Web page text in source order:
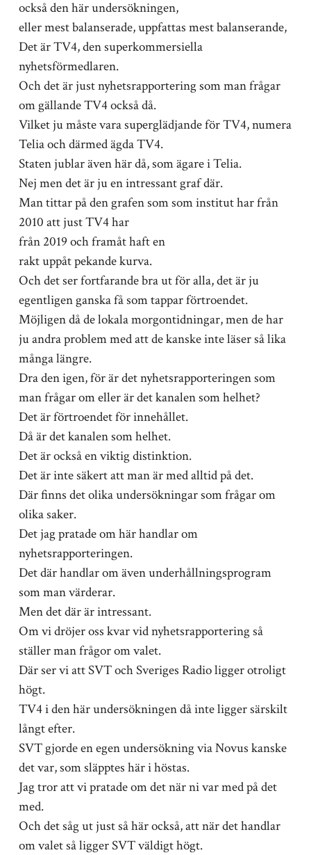
också den här undersökningen,
eller mest balanserade, uppfattas mest balanserande,
Det är TV4, den superkommersiella
nyhetsförmedlaren.
Och det är just nyhetsrapportering som man frågar
om gällande TV4 också då.
Vilket ju måste vara superglädjande för TV4, numera
Telia och därmed ägda TV4.
Staten jublar även här då, som ägare i Telia.
Nej men det är ju en intressant graf där.
Man tittar på den grafen som som institut har från
2010 att just TV4 har
från 2019 och framåt haft en
rakt uppåt pekande kurva.
Och det ser fortfarande bra ut för alla, det är ju
egentligen ganska få som tappar förtroendet.
Möjligen då de lokala morgontidningar, men de har
ju andra problem med att de kanske inte läser så lika
många längre.
Dra den igen, för är det nyhetsrapporteringen som
man frågar om eller är det kanalen som helhet?
Det är förtroendet för innehållet.
Då är det kanalen som helhet.
Det är också en viktig distinktion.
Det är inte säkert att man är med alltid på det.
Där finns det olika undersökningar som frågar om
olika saker.
Det jag pratade om här handlar om
nyhetsrapporteringen.
Det där handlar om även underhållningsprogram
som man värderar.
Men det där är intressant.
Om vi dröjer oss kvar vid nyhetsrapportering så
ställer man frågor om valet.
Där ser vi att SVT och Sveriges Radio ligger otroligt
högt.
TV4 i den här undersökningen då inte ligger särskilt
långt efter.
SVT gjorde en egen undersökning via Novus kanske
det var, som släpptes här i höstas.
Jag tror att vi pratade om det när ni var med på det
med.
Och det såg ut just så här också, att när det handlar
om valet så ligger SVT väldigt högt.